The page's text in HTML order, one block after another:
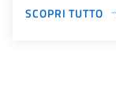
SCOPRI TUTTO